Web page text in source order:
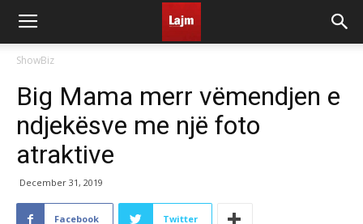
ShowBiz
Big Mama merr vëmendjen e
ndjekësve me një foto
atraktive
December 31, 2019
Facebook Twitter